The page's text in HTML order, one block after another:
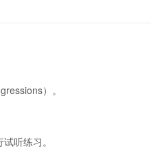
）。
听练习。